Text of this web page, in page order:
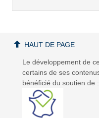
Le développement de
certains de ses
bénéficié du soutien de :
HAUT DE PAGE